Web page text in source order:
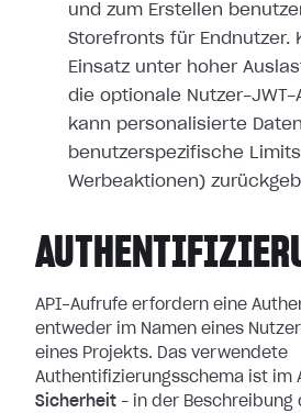
und zum Erstellen
Storefronts für Endnutzer.
Einsatz unter hoher
die optionale Nutzer-JWT-
kann personalisierte
benutzerspezifische
Werbeaktionen)
API-Aufrufe erfordern eine
entweder im Namen eines
eines Projekts. Das verwendete
Authentifizierungsschema ist im
Sicherheit – in der Beschreibung